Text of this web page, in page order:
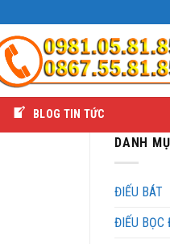
BLOG TIN TỨC
DANH
ĐIẾU BÁT
ĐIẾU BỌC